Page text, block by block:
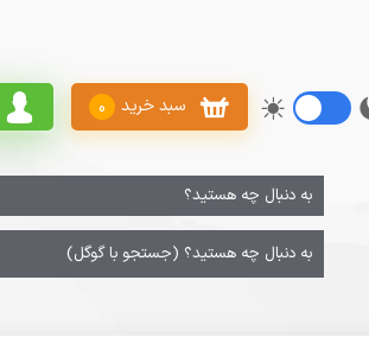
سبد خرید 0